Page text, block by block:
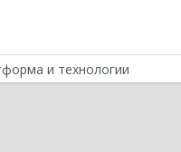
и технологии